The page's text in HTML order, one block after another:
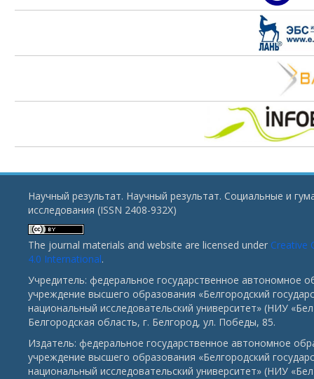
Научный результат. Научный результат. Социальные и
исследования (ISSN 2408-932X)
The journal materials and website are licensed under Creative
4.0 International.
Учредитель: федеральное государственное автономное
учреждение высшего образования «Белгородский
национальный исследовательский университет» (НИУ
Белгородская область, г. Белгород, ул. Победы, 85.
Издатель: федеральное государственное автономное
учреждение высшего образования «Белгородский
национальный исследовательский университет» (НИУ